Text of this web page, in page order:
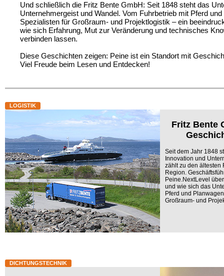
Und schließlich die Fritz Bente GmbH: Seit 1848 steht das
Unternehmergeist und Wandel. Vom Fuhrbetrieb mit Pferd
Spezialisten für Großraum- und Projektlogistik – ein
wie sich Erfahrung, Mut zur Veränderung und technisches
verbinden lassen.
Diese Geschichten zeigen: Peine ist ein Standort mit
Viel Freude beim Lesen und Entdecken!
LOGISTIK
Fritz Bente
Seit dem Jahr 1848
Innovation und
zählt zu den ältesten
Region.
Peine.NextLevel
und wie sich das
Pferd und
Großraum- und
DICHTUNGSTECHNIK